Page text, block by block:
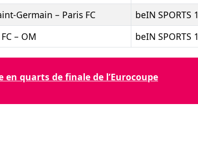
Germain – Paris FC
beIN SPORTS 1
– OM beIN SPORTS 1
quarts de finale de l’Eurocoupe